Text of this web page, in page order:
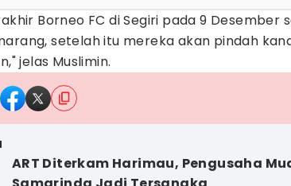
Borneo FC di Segiri pada 9 Desember
setelah itu mereka akan pindah
jelas Muslimin.
ART Diterkam Harimau, Pengusaha